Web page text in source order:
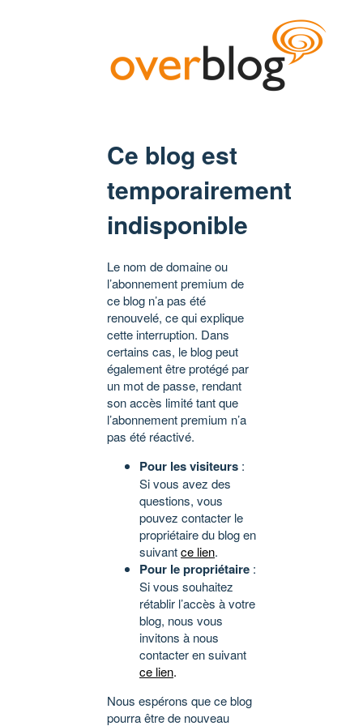
Ce blog est
temporairement
indisponible
Le nom de domaine ou
l’abonnement premium de
ce blog n’a pas été
renouvelé, ce qui explique
cette interruption. Dans
certains cas, le blog peut
également être protégé par
un mot de passe, rendant
son accès limité tant que
l’abonnement premium n’a
pas été réactivé.
Pour les visiteurs :
Si vous avez des
questions, vous
pouvez contacter le
propriétaire du blog en
suivantce lien.
Pour le propriétaire :
Si vous souhaitez
rétablir l’accès à votre
blog, nous vous
invitons à nous
contacter en suivant
ce lien.
Nous espérons que ce blog
pourra être de nouveau